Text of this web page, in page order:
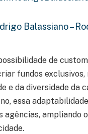
Balassiano –
de
fundos
e da diversidade da
essa
agências,